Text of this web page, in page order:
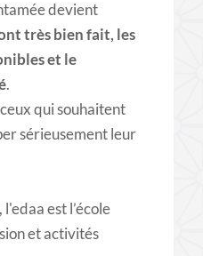
devient
très bien fait, les
et le
.
qui souhaitent
sérieusement leur
est l’école
et activités